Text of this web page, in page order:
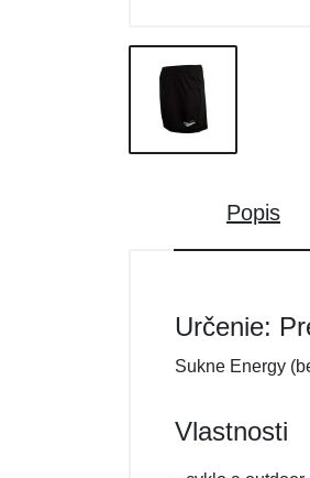
Popis
Určenie:
Sukne Energy
Vlastnosti